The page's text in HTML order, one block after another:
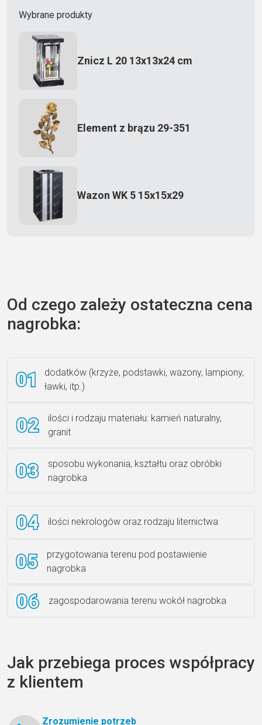
Wybrane produkty
Znicz L 20 13x13x24 cm
Element z brązu 29-351
Wazon WK 5 15x15x29
Książka 2
Ławka granitowa LG 12
Od czego zależy ostateczna cena
nagrobka:
dodatków (krzyże, podstawki, wazony, lampiony,
ławki, itp.)
ilości i rodzaju materiału: kamień naturalny,
granit
sposobu wykonania, kształtu oraz obróbki
nagrobka
ilości nekrologów oraz rodzaju liternictwa
przygotowania terenu pod postawienie
nagrobka
zagospodarowania terenu wokół nagrobka
Jak przebiega proces współpracy
z klientem
Zrozumienie potrzeb